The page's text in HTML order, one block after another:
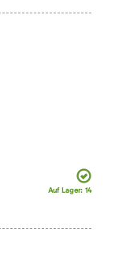
Auf Lager: 14